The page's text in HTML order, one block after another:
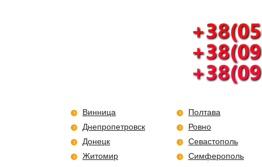
Винница
Днепропетровск
Донецк
Житомир
Полтава
Ровно
Севастополь
Симферополь